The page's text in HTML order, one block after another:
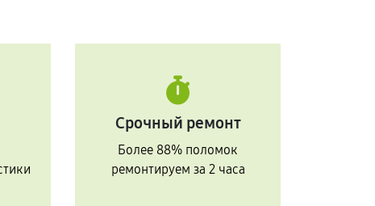
Срочный ремонт
Более 88% поломок
ремонтируем за 2 часа